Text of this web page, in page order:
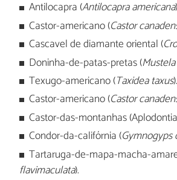
Antilocapra (Antilocapra americana
Castor-americano (Castor
Cascavel de diamante oriental (
Doninha-de-patas-pretas (
Texugo-americano (Taxidea taxus).
Castor-americano (Castor
Castor-das-montanhas (Aplodontia
Condor-da-califórnia (Gymnogyps
Tartaruga-de-mapa-macha-
flavimaculata).